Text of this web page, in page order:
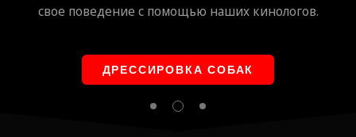
профессиональная команда и премиальные
ПЕРЕДЕРЖКА СОБАК